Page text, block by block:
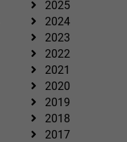
2025
2024
2023
2022
2021
2020
2019
2018
2017